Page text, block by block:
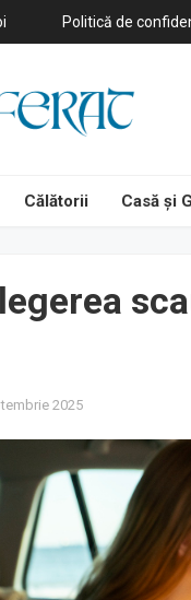
Politică de
Călătorii Casă și
2025